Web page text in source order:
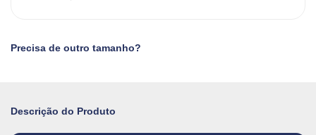
Precisa de outro tamanho?
Descrição do Produto